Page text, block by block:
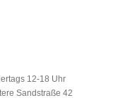
12-18 Uhr
Sandstraße 42